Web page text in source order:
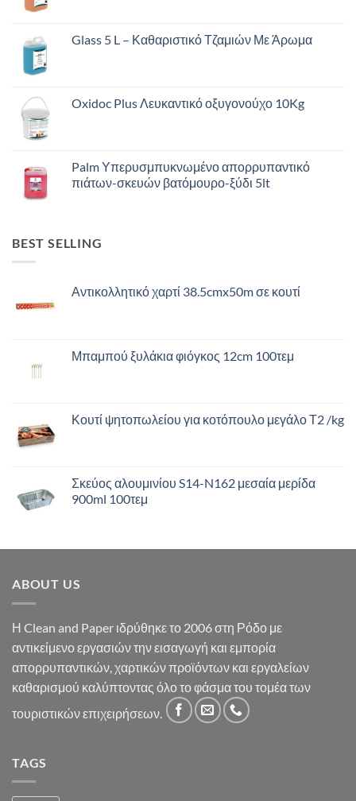
Glass 5 L – Καθαριστικό Τζαμιών Με Άρωμα
Oxidoc Plus Λευκαντικό οξυγονούχο 10Kg
Palm Υπερυσμπυκνωμένο απορρυπαντικό
πιάτων-σκευών βατόμουρο-ξύδι 5lt
BEST SELLING
Αντικολλητικό χαρτί 38.5cmx50m σε κουτί
Μπαμπού ξυλάκια φιόγκος 12cm 100τεμ
Κουτί ψητοπωλείου για κοτόπουλο μεγάλο Τ2 /kg
Σκεύος αλουμινίου S14-N162 μεσαία μερίδα
900ml 100τεμ
ABOUT US
Η Clean and Paper ιδρύθηκε το 2006 στη Ρόδο με
αντικείμενο εργασιών την εισαγωγή και εμπορία
απορρυπαντικών, χαρτικών προϊόντων και εργαλείων
καθαρισμού καλύπτοντας όλο το φάσμα του τομέα των
τουριστικών επιχειρήσεων.
TAGS